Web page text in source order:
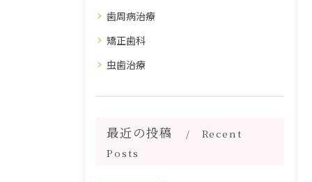
歯周病治療
矯正歯科
虫歯治療
最近の投稿
Recent
Posts